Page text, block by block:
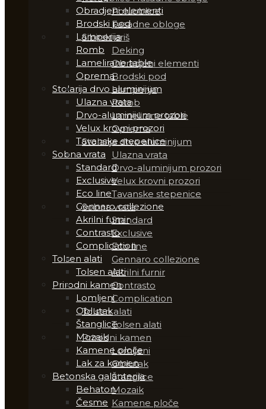
Obradjeni elementi
Brodski pod
Lamperija
Romb
Lamelirane table
Oprema
Stolarija drvo aluminijum
Ulazna vrata
Drvo-aluminijum prozori
Velux krovni prozori
Tavanske stepenice
Sobna vrata
Standard
Exclusive
Eco line
Gennaro collezione
Akrilni furnir
Contrasto
Complication
Tolsen alati
Tolsen alati
Prirodni kamen
Lomljeni
Oblutak
Štanglice
Mozaik
Kamene ploče
Lak za kamen
Betonska galanterija
Behaton
Česme
Poluoblice
Fasadne obloge
Sibirski ariš
Deking
Obradjeni elementi
Brodski pod
Lamperija
Romb
Lamelirane table
Oprema
Stolarija drvo aluminijum
Ulazna vrata
Drvo-aluminijum prozori
Velux krovni prozori
Tavanske stepenice
Sobna vrata
Standard
Exclusive
Eco line
Gennaro collezione
Akrilni furnir
Contrasto
Complication
Tolsen alati
Tolsen alati
Prirodni kamen
Lomljeni
Oblutak
Štanglice
Mozaik
Kamene ploče